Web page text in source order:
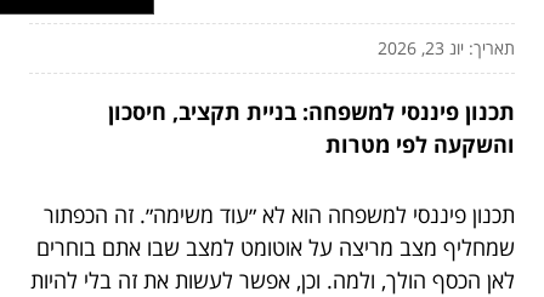
תאריך: יונ 23, 2026
תכנון פיננסי למשפחה: בניית תקציב, חיסכון
והשקעה לפי מטרות
תכנון פיננסי למשפחה הוא לא ״עוד משימה״. זה הכפתור
שמחליף מצב מריצה על אוטומט למצב שבו אתם בוחרים
לאן הכסף הולך, ולמה. וכן, אפשר לעשות את זה בלי להיות